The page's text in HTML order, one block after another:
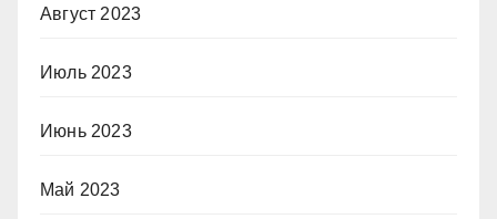
Август 2023
Июль 2023
Июнь 2023
Май 2023